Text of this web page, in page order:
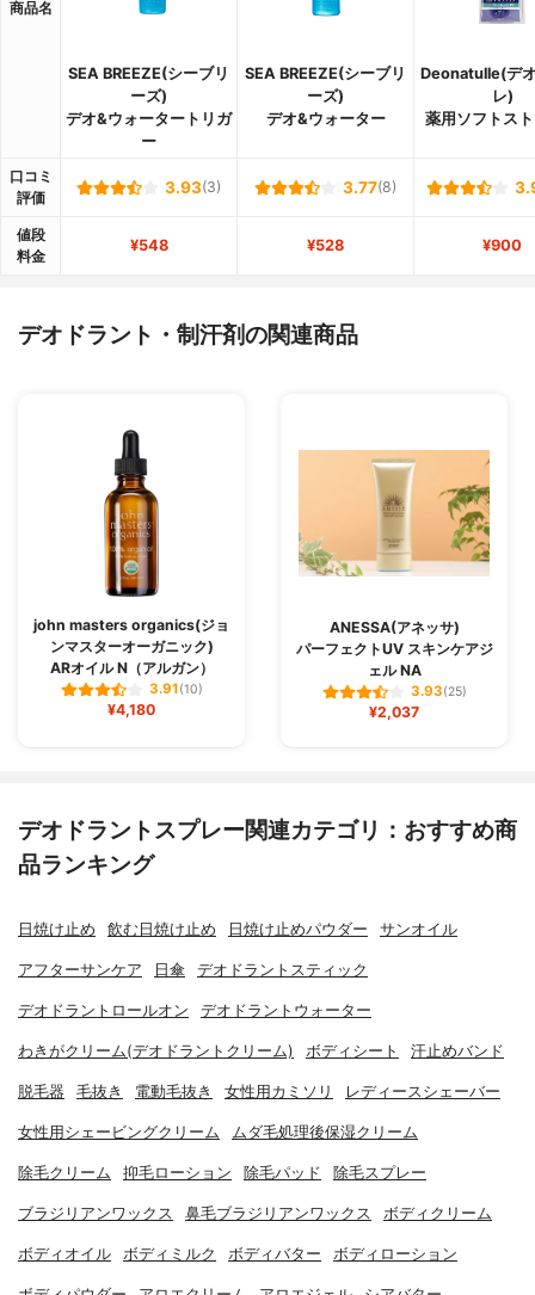
商品名
SEA BREEZE(シーブリ
ーズ)
デオ&ウォータートリガ
ー
SEA BREEZE(シーブリ
ーズ)
デオ&ウォーター
Deonatulle(デ
レ)
薬用ソフトス
口コミ
評価
3.93(3) 3.77(8)
値段
料金
¥548 ¥528 ¥900
デオドラント・制汗剤の関連商品
john masters organics(ジョ
ンマスターオーガニック)
ARオイル N（アルガン）
3.91(10)
¥4,180
ANESSA(アネッサ)
パーフェクトUV スキンケアジ
ェル NA
3.93(25)
¥2,037
デオドラントスプレー関連カテゴリ：おすすめ商
品ランキング
日焼け止め 飲む日焼け止め 日焼け止めパウダー サンオイル
アフターサンケア 日傘 デオドラントスティック
デオドラントロールオン デオドラントウォーター
わきがクリーム(デオドラントクリーム) ボディシート 汗止めバンド
脱毛器 毛抜き 電動毛抜き 女性用カミソリ レディースシェーバー
女性用シェービングクリーム ムダ毛処理後保湿クリーム
除毛クリーム 抑毛ローション 除毛パッド 除毛スプレー
ブラジリアンワックス 鼻毛ブラジリアンワックス ボディクリーム
ボディオイル ボディミルク ボディバター ボディローション